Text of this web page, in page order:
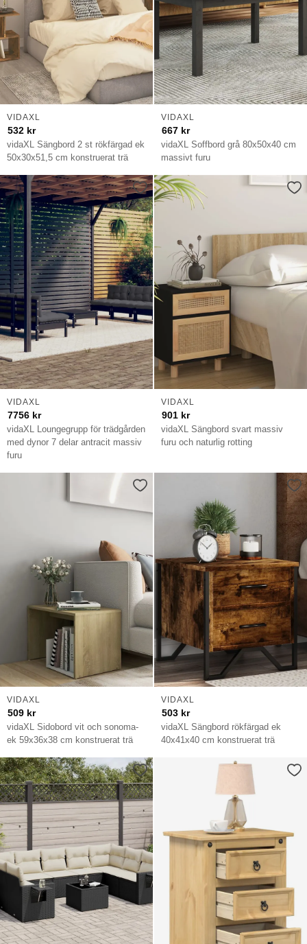
vidaXL Sängbord 2 st rökfärgad ek
50x30x51,5 cm konstruerat trä
VIDAXL
532 kr
vidaXL Soffbord grå 80x50x40 cm
massivt furu
VIDAXL
667 kr
vidaXL Loungegrupp för trädgården
med dynor 7 delar antracit massiv
furu
VIDAXL
7756 kr
vidaXL Sängbord svart massiv
furu och naturlig rotting
VIDAXL
901 kr
vidaXL Sidobord vit och sonoma-
ek 59x36x38 cm konstruerat trä
VIDAXL
509 kr
vidaXL Sängbord rökfärgad ek
40x41x40 cm konstruerat trä
VIDAXL
503 kr